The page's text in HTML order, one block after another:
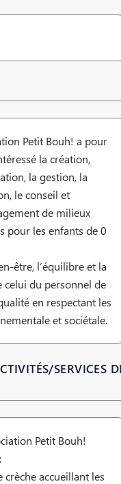
Petit Bouh! a pour
la création,
la gestion, la
le conseil et
de milieux
pour les enfants de 0
être, l’équilibre et la
celui du personnel de
en respectant les
et sociétale.
SERVICES
Petit Bouh!
crèche accueillant les